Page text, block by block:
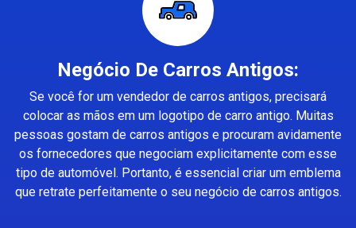
Negócio De Carros Antigos:
Se você for um vendedor de carros antigos, precisará
colocar as mãos em um logotipo de carro antigo. Muitas
pessoas gostam de carros antigos e procuram avidamente
os fornecedores que negociam explicitamente com esse
tipo de automóvel. Portanto, é essencial criar um emblema
que retrate perfeitamente o seu negócio de carros antigos.